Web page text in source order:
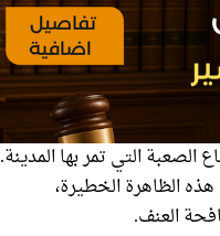
التي تمر بها المدينة.
الظاهرة الخطيرة،
العنف.